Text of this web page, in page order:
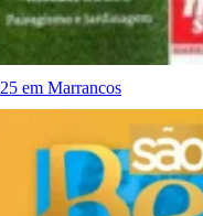
em Marrancos